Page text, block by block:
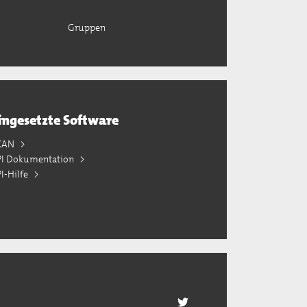
Gruppen
Software
Dokumentation
Hilfe